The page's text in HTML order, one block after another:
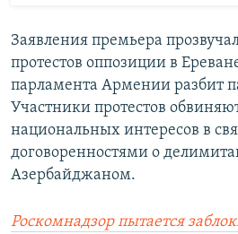
Заявления премьера
протестов оппозиции в
парламента Армении разбит
Участники протестов
национальных интересов в
договоренностями о
Азербайджаном.
Роскомнадзор пытается